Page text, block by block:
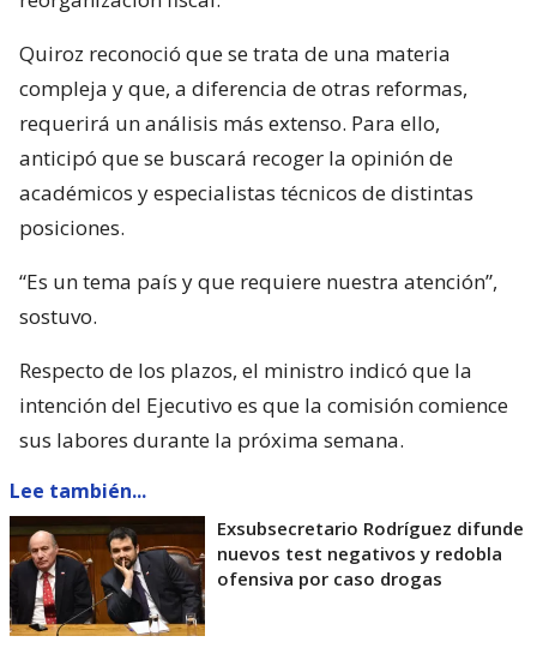
Quiroz reconoció que se trata de una materia
compleja y que, a diferencia de otras reformas,
requerirá un análisis más extenso. Para ello,
anticipó que se buscará recoger la opinión de
académicos y especialistas técnicos de distintas
posiciones.
“Es un tema país y que requiere nuestra atención”,
sostuvo.
Respecto de los plazos, el ministro indicó que la
intención del Ejecutivo es que la comisión comience
sus labores durante la próxima semana.
Lee también...
Exsubsecretario Rodríguez difunde
nuevos test negativos y redobla
ofensiva por caso drogas